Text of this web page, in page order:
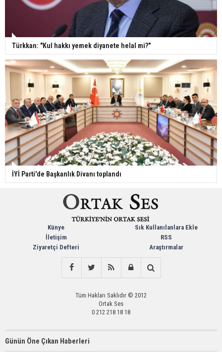
Türkkan: "Kul hakkı yemek diyanete helal mi?"
İYİ Parti'de Başkanlık Divanı toplandı
Künye
İletişim
Ziyaretçi Defteri
Sık Kullanılanlara Ekle
RSS
Araştırmalar
Tüm Hakları Saklıdır © 2012
Ortak Ses
0 212 218 18 18
Günün Öne Çıkan Haberleri